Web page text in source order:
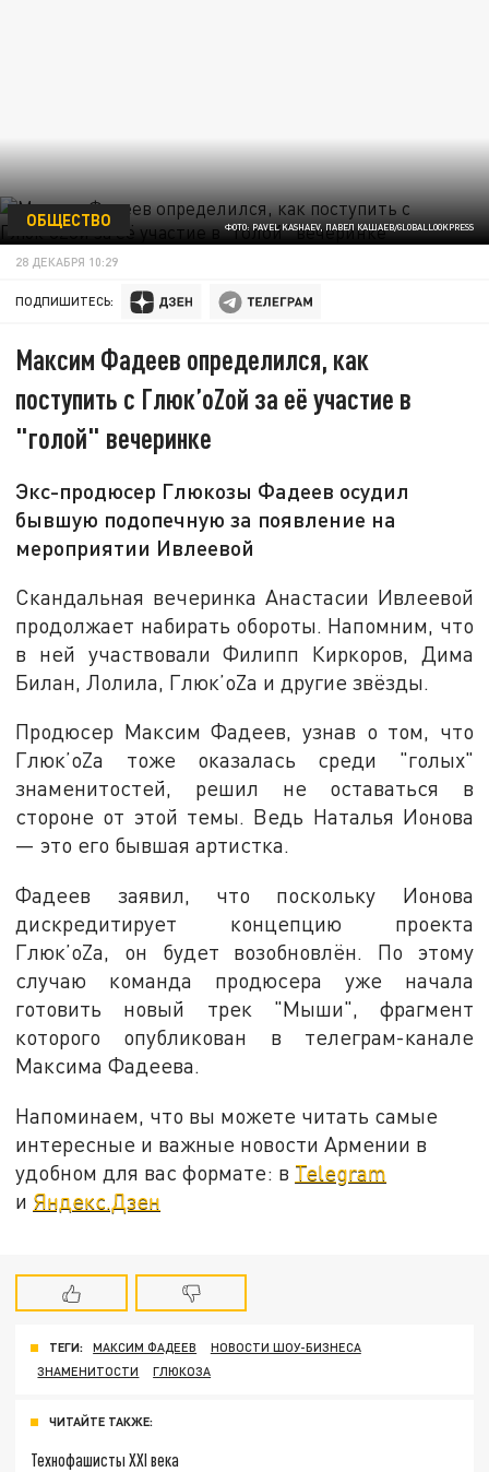
ФОТО: PAVEL KASHAEV, ПАВЕЛ КАШАЕВ/GLOBALLOOKPRESS
ОБЩЕСТВО
28 ДЕКАБРЯ 10:29
ПОДПИШИТЕСЬ:
Максим Фадеев определился, как
поступить с Глюк’oZой за её участие в
"голой" вечеринке
Экс-продюсер Глюкозы Фадеев осудил
бывшую подопечную за появление на
мероприятии Ивлеевой
Скандальная вечеринка Анастасии Ивлеевой
продолжает набирать обороты. Напомним, что
в ней участвовали Филипп Киркоров, Дима
Билан, Лолила, Глюк’oZa и другие звёзды.
Продюсер Максим Фадеев, узнав о том, что
Глюк’oZa тоже оказалась среди "голых"
знаменитостей, решил не оставаться в
стороне от этой темы. Ведь Наталья Ионова
— это его бывшая артистка.
Фадеев заявил, что поскольку Ионова
дискредитирует концепцию проекта
Глюк’oZa, он будет возобновлён. По этому
случаю команда продюсера уже начала
готовить новый трек "Мыши", фрагмент
которого опубликован в телеграм-канале
Максима Фадеева.
Напоминаем, что вы можете читать самые
интересные и важные новости Армении в
удобном для вас формате: в Telegram
и Яндекс.Дзен
ТЕГИ: МАКСИМ ФАДЕЕВ
НОВОСТИ ШОУ-БИЗНЕСА
ЗНАМЕНИТОСТИ
ГЛЮКОЗА
ЧИТАЙТЕ ТАКЖЕ:
Технофашисты XXI века